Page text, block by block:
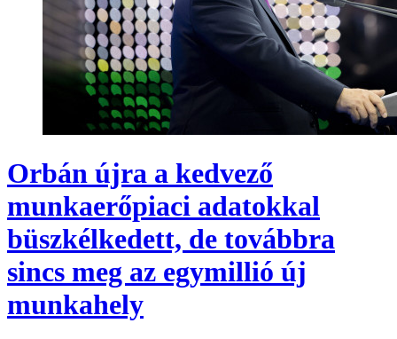
Orbán újra a kedvező
munkaerőpiaci adatokkal
büszkélkedett, de továbbra
sincs meg az egymillió új
munkahely